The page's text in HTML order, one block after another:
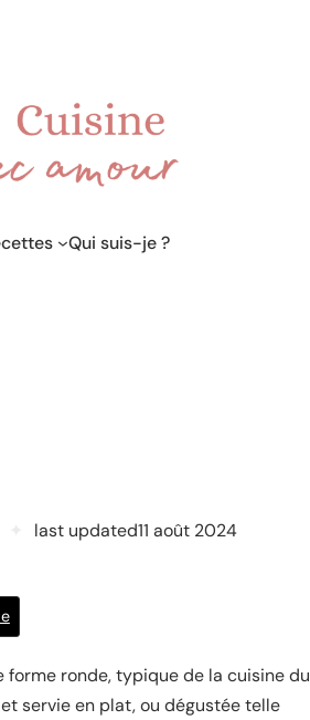
Qui suis-je ?
last updated11 août 2024
forme ronde, typique de la cuisine du
servie en plat, ou dégustée telle